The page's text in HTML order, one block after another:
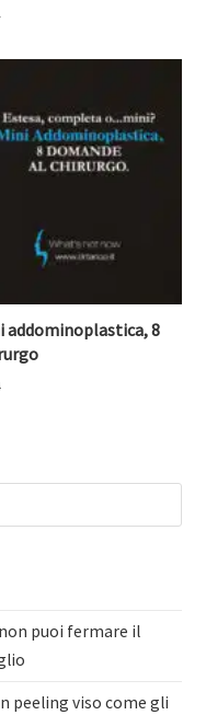
8
puoi fermare il
peeling viso come gli